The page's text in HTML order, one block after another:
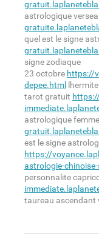
astrologique
quel est le signe
signe zodiaque
23 octobre https://
depee.html
tarot gratuit
astrologique
est le signe
https://
astrologie-
personnalite
taureau ascendant